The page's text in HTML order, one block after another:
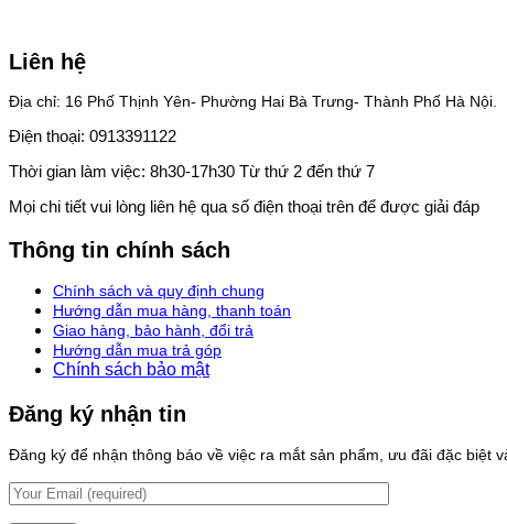
Liên hệ
Địa chỉ: 16 Phố Thịnh Yên- Phường Hai Bà Trưng- Thành Phố Hà Nội.
Điện thoại: 0913391122
Thời gian làm việc: 8h30-17h30 Từ thứ 2 đến thứ 7
Mọi chi tiết vui lòng liên hệ qua số điện thoại trên để được giải đáp
Thông tin chính sách
Chính sách và quy định chung
Hướng dẫn mua hàng, thanh toán
Giao hàng, bảo hành, đổi trả
Hướng dẫn mua trả góp
Chính sách bảo mật
Đăng ký nhận tin
Đăng ký để nhận thông báo về việc ra mắt sản phẩm, ưu đãi đặc biệt